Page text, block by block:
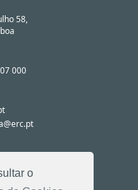
o
58,
000